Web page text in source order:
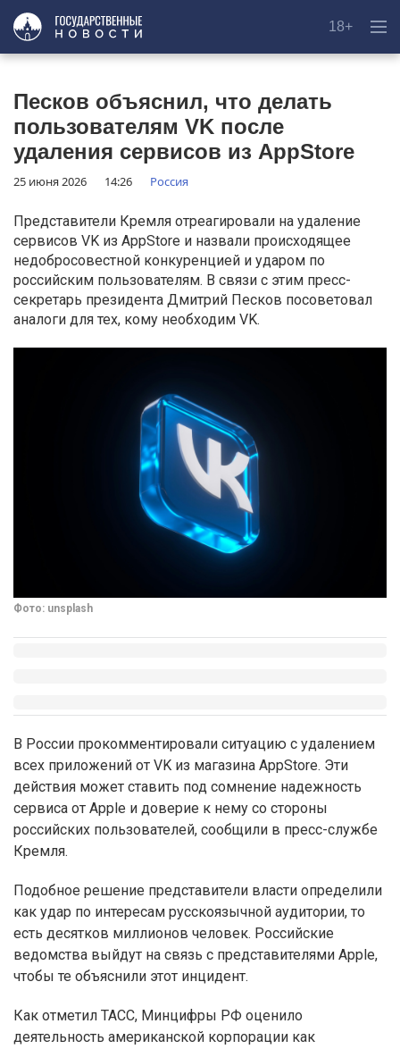
18+
Песков объяснил, что делать
пользователям VK после
удаления сервисов из AppStore
25 июня 2026 14:26 Россия
Представители Кремля отреагировали на удаление
сервисов VK из AppStore и назвали происходящее
недобросовестной конкуренцией и ударом по
российским пользователям. В связи с этим пресс-
секретарь президента Дмитрий Песков посоветовал
аналоги для тех, кому необходим VK.
Фото: unsplash
В России прокомментировали ситуацию с удалением
всех приложений от VK из магазина AppStore. Эти
действия может ставить под сомнение надежность
сервиса от Apple и доверие к нему со стороны
российских пользователей, сообщили в пресс-службе
Кремля.
Подобное решение представители власти определили
как удар по интересам русскоязычной аудитории, то
есть десятков миллионов человек. Российские
ведомства выйдут на связь с представителями Apple,
чтобы те объяснили этот инцидент.
Как отметил ТАСС, Минцифры РФ оценило
деятельность американской корпорации как